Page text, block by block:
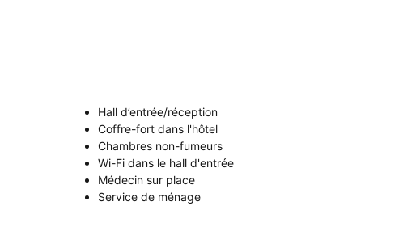
Hall d’entrée/réception
Coffre-fort dans l'hôtel
Chambres non-fumeurs
Wi-Fi dans le hall d'entrée
Médecin sur place
Service de ménage